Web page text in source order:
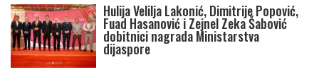
Hulija Velilja Lakonić, Dimitrije Popović,
Fuad Hasanović i Zejnel Zeka Šabović
dobitnici nagrada Ministarstva
dijaspore